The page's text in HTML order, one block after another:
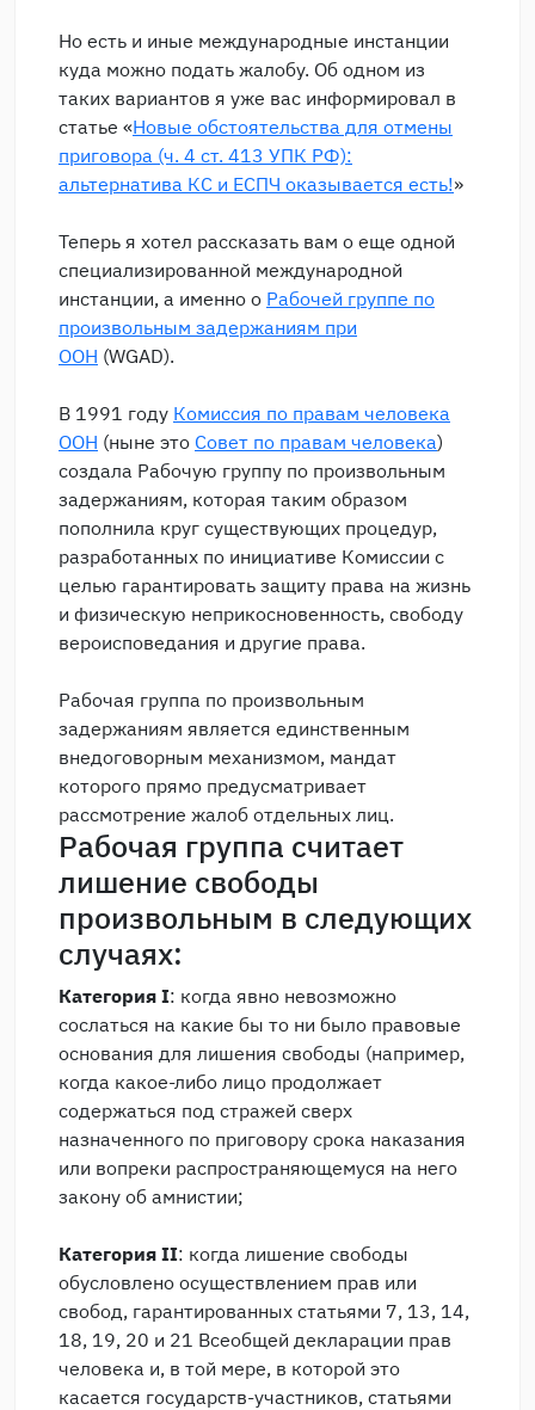
Но есть и иные международные инстанции
куда можно подать жалобу. Об одном из
таких вариантов я уже вас информировал в
статье «Новые обстоятельства для отмены
приговора (ч. 4 ст. 413 УПК РФ):
альтернатива КС и ЕСПЧ оказывается есть!»
Теперь я хотел рассказать вам о еще одной
специализированной международной
инстанции, а именно о Рабочей группе по
произвольным задержаниям при
ООН (WGAD).
В 1991 году Комиссия по правам человека
ООН (ныне это Совет по правам человека)
создала Рабочую группу по произвольным
задержаниям, которая таким образом
пополнила круг существующих процедур,
разработанных по инициативе Комиссии с
целью гарантировать защиту права на жизнь
и физическую неприкосновенность, свободу
вероисповедания и другие права.
Рабочая группа по произвольным
задержаниям является единственным
внедоговорным механизмом, мандат
которого прямо предусматривает
рассмотрение жалоб отдельных лиц.
Рабочая группа считает
лишение свободы
произвольным в следующих
случаях:
Категория I: когда явно невозможно
сослаться на какие бы то ни было правовые
основания для лишения свободы (например,
когда какое-либо лицо продолжает
содержаться под стражей сверх
назначенного по приговору срока наказания
или вопреки распространяющемуся на него
закону об амнистии;
Категория II: когда лишение свободы
обусловлено осуществлением прав или
свобод, гарантированных статьями 7, 13, 14,
18, 19, 20 и 21 Всеобщей декларации прав
человека и, в той мере, в которой это
касается государств-участников, статьями